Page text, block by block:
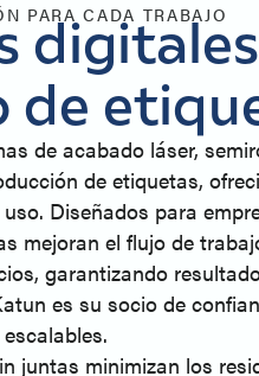
PARA CADA TRABAJO
de
de acabado láser,
de etiquetas,
Diseñados para
mejoran el flujo de
garantizando
es su socio de
juntas minimizan los